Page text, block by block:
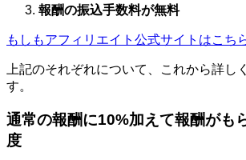
報酬の振込手数料が無料
もしもアフィリエイト公式サイトはこち
上記のそれぞれについて、これから詳し
す。
通常の報酬に10%加えて報酬がも
度